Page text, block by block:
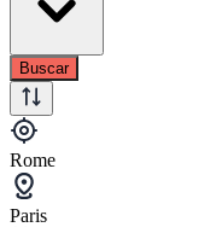
Buscar
Rome
Paris